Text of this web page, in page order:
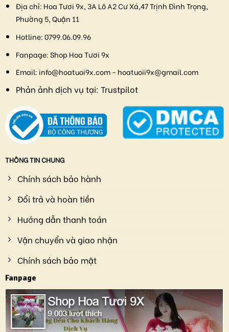
Địa chỉ: Hoa Tươi 9x, 3A Lô A2 Cư Xá,47 Trịnh Đình Trọng,
Phường 5, Quận 11
Hotline:0799.06.09.96
Fanpage:Shop Hoa Tươi 9x
Email: info@hoatuoi9x.com - hoatuoii9x@gmail.com
Phản ảnh dịch vụ tại: Trustpilot
THÔNG TIN CHUNG
Chính sách bảo hành
Đổi trả và hoàn tiền
Hướng dẫn thanh toán
Vận chuyển và giao nhận
Chính sách bảo mật
Fanpage